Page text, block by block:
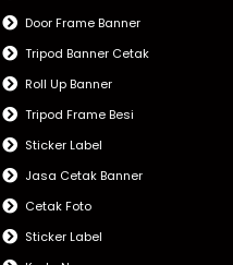
Door Frame Banner
Tripod Banner Cetak
Roll Up Banner
Tripod Frame Besi
Sticker Label
Jasa Cetak Banner
Cetak Foto
Sticker Label